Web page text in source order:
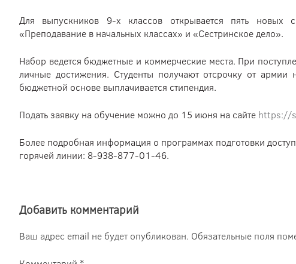
Для выпускников 9-х классов открывается пять новых
«Преподавание в начальных классах» и «Сестринское дело».
Набор ведется бюджетные и коммерческие места. При
личные достижения. Студенты получают отсрочку от
бюджетной основе выплачивается стипендия.
Подать заявку на обучение можно до 15 июня на сайте https://
Более подробная информация о программах подготовки
горячей линии: 8-938-877-01-46.
Добавить комментарий
Ваш адрес email не будет опубликован. Обязательные поля